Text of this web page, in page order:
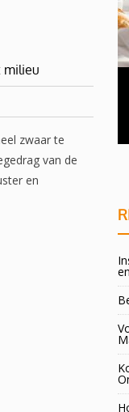
milieu
zwaar te
van de
en
buik in de